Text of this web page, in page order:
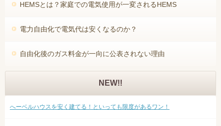
HEMSとは？家庭での電気使用が一変されるHEMS
電力自由化で電気代は安くなるのか？
自由化後のガス料金が一向に公表されない理由
NEW!!
へーベルハウスを安く建てる！といっても限度があるワン！